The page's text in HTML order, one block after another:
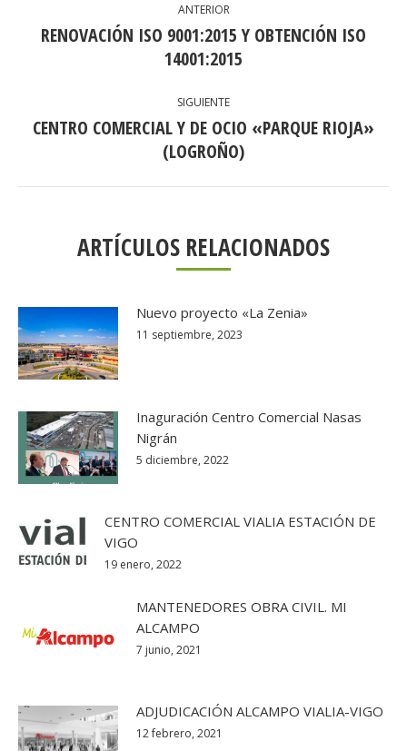
ENTRE
PUBLICACIONES
ANTERIOR
Publicación
anterior:
RENOVACIÓN ISO 9001:2015 Y OBTENCIÓN ISO
14001:2015
SIGUIENTE
Publicación
siguiente:
CENTRO COMERCIAL Y DE OCIO «PARQUE RIOJA»
(LOGROÑO)
ARTÍCULOS RELACIONADOS
Nuevo proyecto «La Zenia»
11 septiembre, 2023
Inaguración Centro Comercial Nasas
Nigrán
5 diciembre, 2022
CENTRO COMERCIAL VIALIA ESTACIÓN DE
VIGO
19 enero, 2022
MANTENEDORES OBRA CIVIL. MI
ALCAMPO
7 junio, 2021
ADJUDICACIÓN ALCAMPO VIALIA-VIGO
12 febrero, 2021